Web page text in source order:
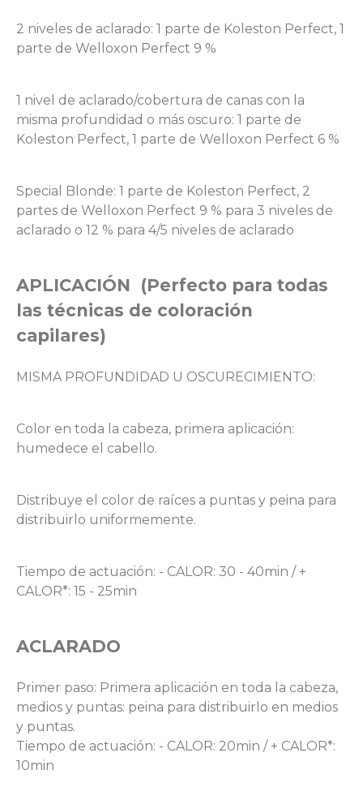
2 niveles de aclarado: 1 parte de Koleston Perfect, 1
parte de Welloxon Perfect 9 %
1 nivel de aclarado/cobertura de canas con la
misma profundidad o más oscuro: 1 parte de
Koleston Perfect, 1 parte de Welloxon Perfect 6 %
Special Blonde: 1 parte de Koleston Perfect, 2
partes de Welloxon Perfect 9 % para 3 niveles de
aclarado o 12 % para 4/5 niveles de aclarado
APLICACIÓN (Perfecto para todas
las técnicas de coloración
capilares)
MISMA PROFUNDIDAD U OSCURECIMIENTO:
Color en toda la cabeza, primera aplicación:
humedece el cabello.
Distribuye el color de raíces a puntas y peina para
distribuirlo uniformemente.
Tiempo de actuación: - CALOR: 30 - 40min / +
CALOR*: 15 - 25min
ACLARADO
Primer paso: Primera aplicación en toda la cabeza,
medios y puntas: peina para distribuirlo en medios
y puntas.
Tiempo de actuación: - CALOR: 20min / + CALOR*:
10min